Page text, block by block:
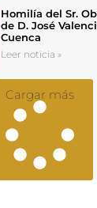
Homilía del Sr.
de D. José
Cuenca
Leer noticia »
Cargar más